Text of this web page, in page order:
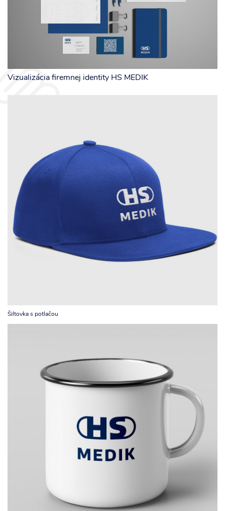
Vizualizácia firemnej identity HS MEDIK
Šiltovka s potlačou